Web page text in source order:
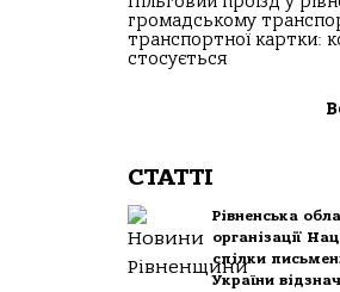
громадському
транспортної картки:
стосується
СТАТТІ
Рівненська
організації
спілки
України